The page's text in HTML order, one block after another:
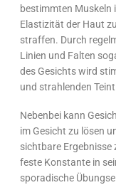
bestimmten
Elastizität der Haut
straffen. Durch
Linien und Falten
des Gesichts wird
und strahlenden
Nebenbei kann
im Gesicht zu lösen
sichtbare Ergebnisse
feste Konstante in
sporadische